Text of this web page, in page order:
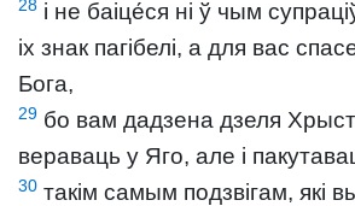
28 і не баіце́ся ні ў чым
іх знак пагібелі, а для вас
Бога,
29 бо вам дадзена дзеля
вераваць у Яго, але і
30 такім самым подзвігам, які